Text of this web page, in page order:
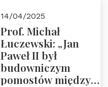
14/04/2025
Prof. Michał
Łuczewski: „Jan
Paweł II był
budowniczym
pomostów między